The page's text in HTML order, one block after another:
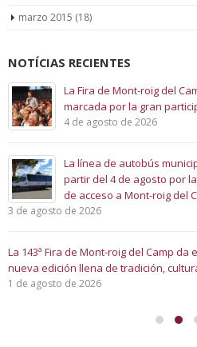
marzo 2015 (18)
NOTÍCIAS RECIENTES
La Fira de Mont-roig del
marcada por la gran
4 de agosto de 2026
La línea de autobús
partir del 4 de agosto por
de acceso a Mont-roig del
3 de agosto de 2026
La 143ª Fira de Mont-roig del Camp
nueva edición llena de tradición,
1 de agosto de 2026